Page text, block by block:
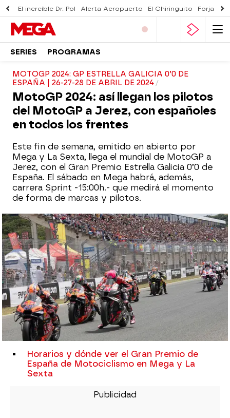
El increíble Dr. Pol Alerta Aeropuerto El Chiringuito Forjado
SERIES PROGRAMAS
MOTOGP 2024: GP ESTRELLA GALICIA 0’0 DE
ESPAÑA | 26-27-28 DE ABRIL DE 2024
MotoGP 2024: así llegan los pilotos
del MotoGP a Jerez, con españoles
en todos los frentes
Este fin de semana, emitido en abierto por
Mega y La Sexta, llega el mundial de MotoGP a
Jerez, con el Gran Premio Estrella Galicia 0’0 de
España. El sábado en Mega habrá, además,
carrera Sprint -15:00h.- que medirá el momento
de forma de marcas y pilotos.
Horarios y dónde ver el Gran Premio de
España de Motociclismo en Mega y La
Sexta